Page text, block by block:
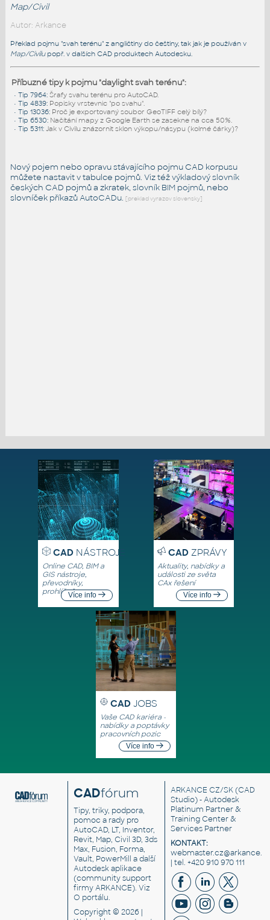
Map/Civil
Autor: Arkance
Překlad pojmu "svah terénu" z angličtiny do češtiny, tak jak je používán v
Map/Civilupopř. v dalších CAD produktech Autodesku.
Příbuzné tipy k pojmu "daylight svah terénu":
• Tip 7964: Šrafy svahu terénu pro AutoCAD.
• Tip 4839: Popisky vrstevnic "po svahu".
• Tip 13036: Proč je exportovaný soubor GeoTIFF celý bílý?
• Tip 6530: Načítání mapy z Google Earth se zasekne na cca 50%.
• Tip 5311: Jak v Civilu znázornit sklon výkopu/násypu (kolmé čárky)?
Nový pojem nebo opravu stávajícího pojmu CAD korpusu
můžete nastavit v tabulce pojmů. Viz téžvýkladový slovník
českých CAD pojmů a zkratek,slovník BIM pojmů, nebo
slovníček příkazů AutoCADu. [preklad vyrazov slovensky]
CADNÁSTROJE
Online CAD, BIM a
GIS nástroje,
převodníky,
prohlížečeVíce info
CADZPRÁVY
Aktuality, nabídky a
události ze světa
CAx řešení
Více info
CAD JOBS
Vaše CAD kariéra -
nabídky a poptávky
pracovních pozic
Více info
CADfórum
Tipy, triky, podpora,
pomoc a rady pro
AutoCAD, LT, Inventor,
Revit, Map, Civil 3D, 3ds
Max, Fusion, Forma,
Vault, PowerMill a další
Autodesk aplikace
(community support
firmy ARKANCE). Viz
O portálu.
Copyright © 2026 |
ARKANCE CZ/SK(CAD
Studio) - Autodesk
Platinum Partner &
Training Center &
Services Partner
KONTAKT:
| tel. +420 910 970 111